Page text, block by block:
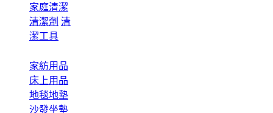
家庭清潔
清潔劑 清
潔工具
家紡用品
床上用品
地毯地墊
沙發坐墊